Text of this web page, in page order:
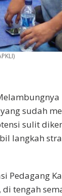
sudah
sulit
langkah
Pedagang
tengah